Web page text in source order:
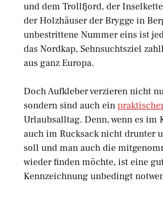
und dem Trollfjord, der
der Holzhäuser der Brygge in
unbestrittene Nummer eins ist
das Nordkap, Sehnsuchtsziel
aus ganz Europa.
Doch Aufkleber verzieren nicht
sondern sind auch ein
Urlaubsalltag. Denn, wenn es im
auch im Rucksack nicht drunter
soll und man auch die
wieder finden möchte, ist eine
Kennzeichnung unbedingt